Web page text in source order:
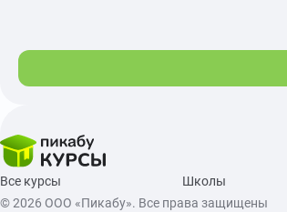
Все курсы Школы
© 2026 ООО «Пикабу». Все права защищены